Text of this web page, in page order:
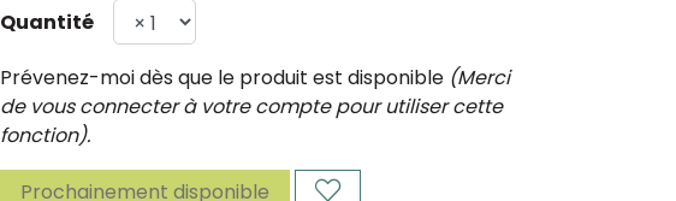
Quantité
Prévenez-moi dès que le produit est disponible (Merci
de vous connecter à votre compte pour utiliser cette
fonction).
Prochainement disponible